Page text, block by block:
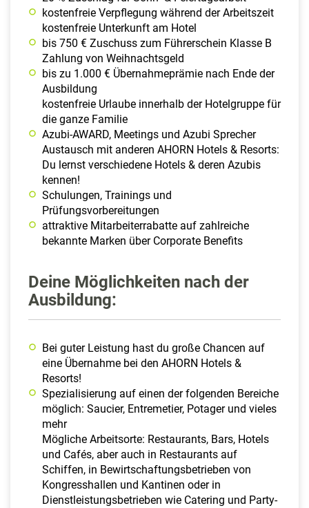
kostenfreie Verpflegung während der Arbeitszeit
kostenfreie Unterkunft am Hotel
bis 750 € Zuschuss zum Führerschein Klasse B
Zahlung von Weihnachtsgeld
bis zu 1.000 € Übernahmeprämie nach Ende der
Ausbildung
kostenfreie Urlaube innerhalb der Hotelgruppe für
die ganze Familie
Azubi-AWARD, Meetings und Azubi Sprecher
Austausch mit anderen AHORN Hotels & Resorts:
Du lernst verschiedene Hotels & deren Azubis
kennen!
Schulungen, Trainings und
Prüfungsvorbereitungen
attraktive Mitarbeiterrabatte auf zahlreiche
bekannte Marken über Corporate Benefits
Deine Möglichkeiten nach der
Ausbildung:
​Bei guter Leistung hast du große Chancen auf
eine Übernahme bei den AHORN Hotels &
Resorts!
Spezialisierung auf einen der folgenden Bereiche
möglich: Saucier, Entremetier, Potager und vieles
mehr
Mögliche Arbeitsorte: Restaurants, Bars, Hotels
und Cafés, aber auch in Restaurants auf
Schiffen, in Bewirtschaftungsbetrieben von
Kongresshallen und Kantinen oder in
Dienstleistungsbetrieben wie Catering und Party-